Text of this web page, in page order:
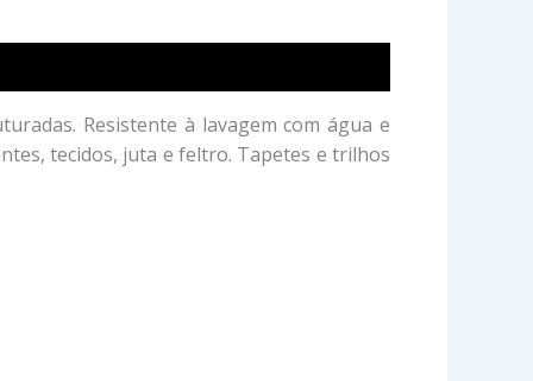
Resistente à lavagem com água e
tecidos, juta e feltro. Tapetes e trilhos